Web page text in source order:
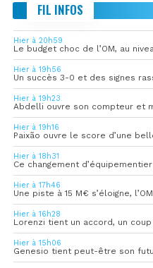
FIL INFOS
Hier à 20h59
Le budget choc de l’OM, au
Hier à 19h56
Un succès 3-0 et des signes
Hier à 19h23
Hier à 19h16
Paixão ouvre le score d’une
Hier à 18h31
Ce changement
Hier à 17h46
Une piste à 15 M€ s’éloigne,
Hier à 16h28
Lorenzi tient un accord, un
Hier à 15h06
Genesio tient peut-être son